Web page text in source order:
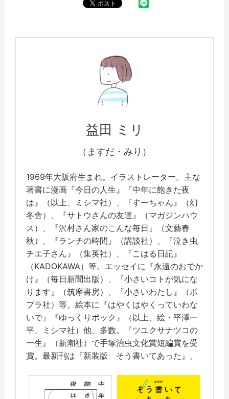
益田 ミリ
（ますだ・みり）
1969年大阪府生まれ。イラストレーター。主な
著書に漫画『今日の人生』『中年に飽きた夜
は』（以上、ミシマ社）、『すーちゃん』（幻
冬舎）、『サトウさんの友達』（マガジンハウ
ス）、『沢村さん家のこんな毎日』（文藝春
秋）、『ランチの時間』（講談社）、『泣き虫
チエ子さん』（集英社）、『こはる日記』
（KADOKAWA）等。エッセイに『永遠のおでか
け』（毎日新聞出版）、『小さいコトが気にな
ります』（筑摩書房）、『小さいわたし』（ポ
プラ社）等。絵本に『はやくはやくっていわな
いで』『ゆっくりポック』（以上、絵・平澤一
平、ミシマ社）他、多数。『ツユクサナツコの
一生』（新潮社）で手塚治虫文化賞短編賞を受
賞。最新刊は『新装版 そう書いてあった』。